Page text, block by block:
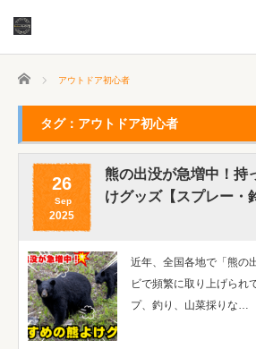
ホーム アウトドア初心者
タグ：アウトドア初心者
26
Sep
2025
熊の出没が急増中！持
けグッズ【スプレー・
近年、全国各地で「熊の
ビで頻繁に取り上げられ
プ、釣り、山菜採りな…